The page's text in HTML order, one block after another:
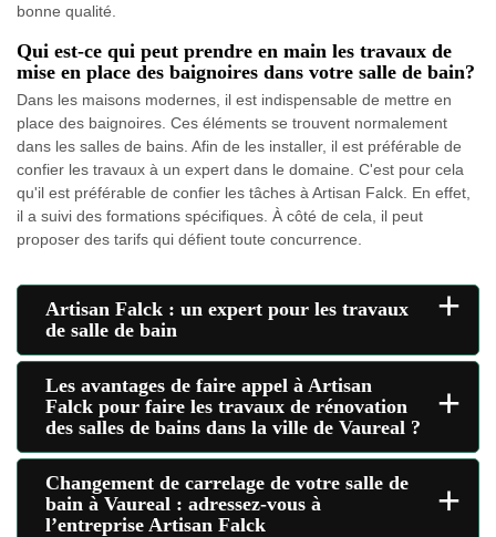
bonne qualité.
Qui est-ce qui peut prendre en main les travaux de
mise en place des baignoires dans votre salle de bain?
Dans les maisons modernes, il est indispensable de mettre en
place des baignoires. Ces éléments se trouvent normalement
dans les salles de bains. Afin de les installer, il est préférable de
confier les travaux à un expert dans le domaine. C'est pour cela
qu'il est préférable de confier les tâches à Artisan Falck. En effet,
il a suivi des formations spécifiques. À côté de cela, il peut
proposer des tarifs qui défient toute concurrence.
Artisan Falck : un expert pour les travaux
de salle de bain
+
Les avantages de faire appel à Artisan
Falck pour faire les travaux de rénovation
des salles de bains dans la ville de Vaureal ?
+
Changement de carrelage de votre salle de
bain à Vaureal : adressez-vous à
l’entreprise Artisan Falck
+